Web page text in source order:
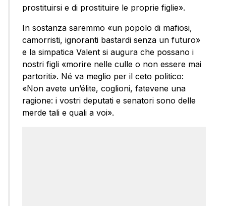
prostituirsi e di prostituire le proprie figlie».
In sostanza saremmo «un popolo di mafiosi,
camorristi, ignoranti bastardi senza un futuro»
e la simpatica Valent si augura che possano i
nostri figli «morire nelle culle o non essere mai
partoriti». Né va meglio per il ceto politico:
«Non avete un’élite, coglioni, fatevene una
ragione: i vostri deputati e senatori sono delle
merde tali e quali a voi».